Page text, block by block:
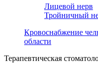
Лицевой нерв
Тройничный
Кровоснабжение
области
Терапевтическая